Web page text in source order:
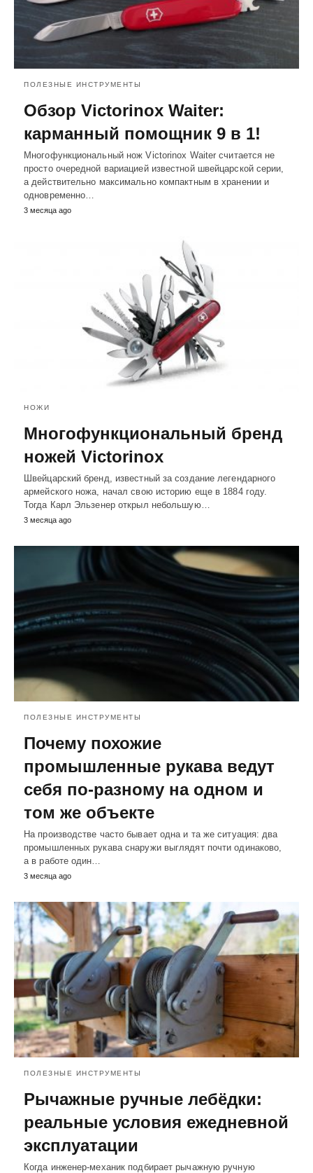
ПОЛЕЗНЫЕ ИНСТРУМЕНТЫ
Обзор Victorinox Waiter:
карманный помощник 9 в 1!
Многофункциональный нож Victorinox Waiter считается не
просто очередной вариацией известной швейцарской серии,
а действительно максимально компактным в хранении и
одновременно…
3 месяца ago
НОЖИ
Многофункциональный бренд
ножей Victorinox
Швейцарский бренд, известный за создание легендарного
армейского ножа, начал свою историю еще в 1884 году.
Тогда Карл Эльзенер открыл небольшую…
3 месяца ago
ПОЛЕЗНЫЕ ИНСТРУМЕНТЫ
Почему похожие
промышленные рукава ведут
себя по-разному на одном и
том же объекте
На производстве часто бывает одна и та же ситуация: два
промышленных рукава снаружи выглядят почти одинаково,
а в работе один…
3 месяца ago
ПОЛЕЗНЫЕ ИНСТРУМЕНТЫ
Рычажные ручные лебёдки:
реальные условия ежедневной
эксплуатации
Когда инженер-механик подбирает рычажную ручную